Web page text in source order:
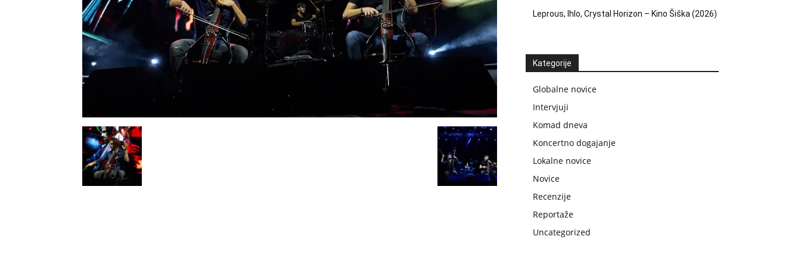
Leprous, Ihlo, Crystal Horizon – Kino Šiška (2026)
Kategorije
Globalne novice
Intervjuji
Komad dneva
Koncertno dogajanje
Lokalne novice
Novice
Recenzije
Reportaže
Uncategorized